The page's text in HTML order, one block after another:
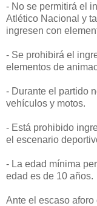
- No se permitirá el
Atlético Nacional y
ingresen con
- Se prohibirá el
elementos de
- Durante el partido
vehículos y motos.
- Está prohibido
el escenario
- La edad mínima
edad es de 10 años.
Ante el escaso